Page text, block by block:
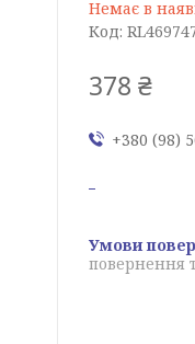
Немає в
Код:
378 ₴
+380 (98)
повернення